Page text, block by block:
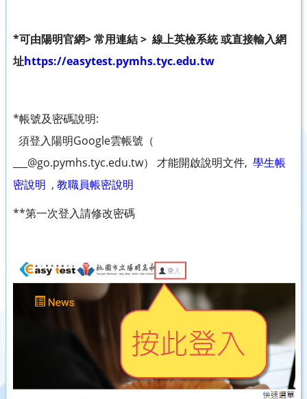
*可由陽明官網> 常用連結 > 線上英檢系統 或直接輸入網
址https://easytest.pymhs.tyc.edu.tw
*帳號及密碼說明:
須登入陽明Google雲帳號（
___@go.pymhs.tyc.edu.tw） 才能開啟說明文件, 學生帳
密說明 , 教職員帳密說明
**第一次登入請修改密碼